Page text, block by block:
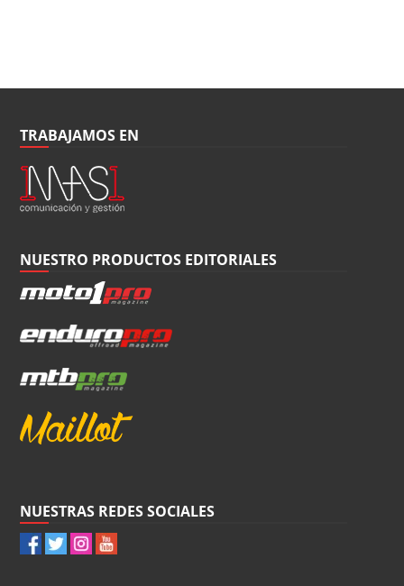
TRABAJAMOS EN
NUESTRO PRODUCTOS EDITORIALES
NUESTRAS REDES SOCIALES